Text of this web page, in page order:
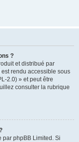
?
et distribué par
rendu accessible sous
2.0) » et peut être
consulter la rubrique
par phpBB Limited. Si